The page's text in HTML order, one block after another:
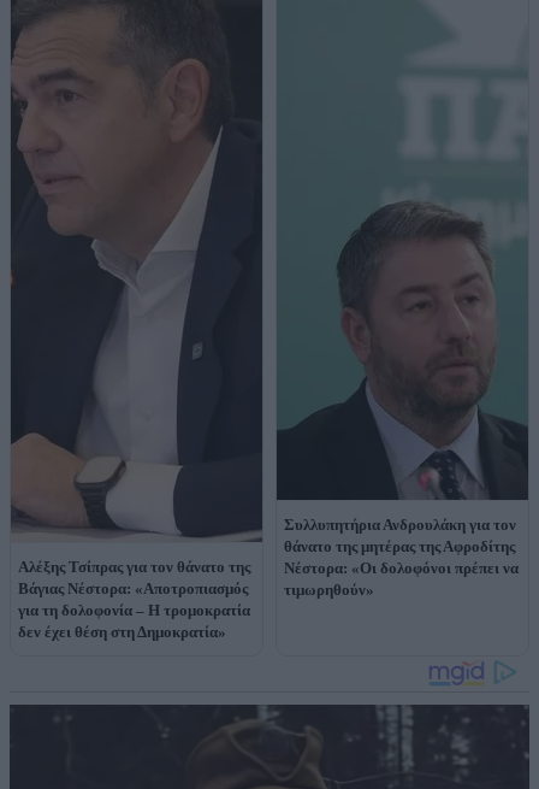
Αλέξης Τσίπρας για τον θάνατο της
Βάγιας Νέστορα: «Αποτροπιασμός
για τη δολοφονία – Η τρομοκρατία
δεν έχει θέση στη Δημοκρατία»
Συλλυπητήρια Ανδρουλάκη για τον
θάνατο της μητέρας της Αφροδίτης
Νέστορα: «Οι δολοφόνοι πρέπει να
τιμωρηθούν»